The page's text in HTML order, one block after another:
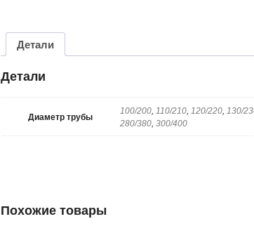
Детали
Детали
Диаметр трубы
100/200, 110/210, 120/220, 130/
280/380, 300/400
Похожие товары